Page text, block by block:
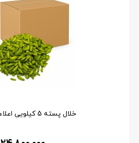
خلال پسته 5 کیلویی اعلاء(عمده)